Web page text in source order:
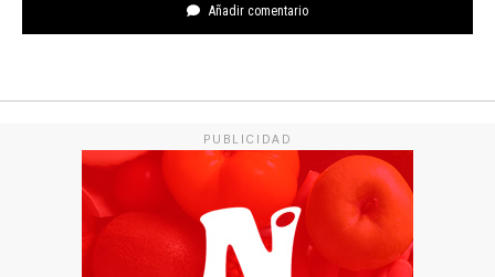
Añadir comentario
PUBLICIDAD